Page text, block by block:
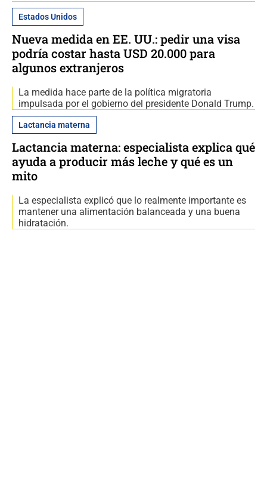
Estados Unidos
Nueva medida en EE. UU.: pedir una visa
podría costar hasta USD 20.000 para
algunos extranjeros
La medida hace parte de la política migratoria
impulsada por el gobierno del presidente Donald Trump.
Lactancia materna
Lactancia materna: especialista explica qué
ayuda a producir más leche y qué es un
mito
La especialista explicó que lo realmente importante es
mantener una alimentación balanceada y una buena
hidratación.